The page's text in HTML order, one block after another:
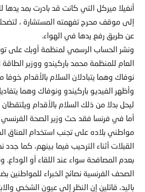
أنغيلا ميركل التي كانت قد بادرت بمد يدها
إلى موقف محرج تفهمته المستشارة ،
عن طريق رفع يدها في الهواء.
ونشر الحساب الرسمي لمنظمة أوبك على
العام للمنظمة محمد باركيندو ووزير
نوفاك وهما يتبادلان السلام بالأقدام
وأظهر الفيديو باركيندو ونوفاك وهما
ليحل بدلا من ذلك السلام بالأقدام
أما في فرنسا فقد حث وزير الصحة الفرنسي
مواطني بلاده على تجنب استخدام العناق
القبلات أثناء الترحيب فيما بينهم، كما جدد
بعدم المصافحة سواء عند اللقاء أو الوداع.
الصحف الفرنسية نصائح الخبراء للمواطنين
باليد، قائلين إن النظر إلى عيون الشخص